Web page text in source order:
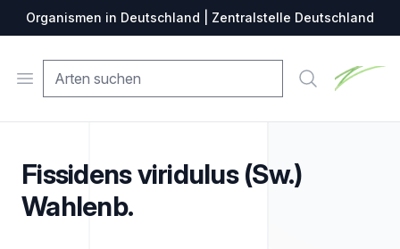
Organismen in Deutschland | Zentralstelle Deutschland
Open menu Suche
Fissidens viridulus (Sw.)
Wahlenb.